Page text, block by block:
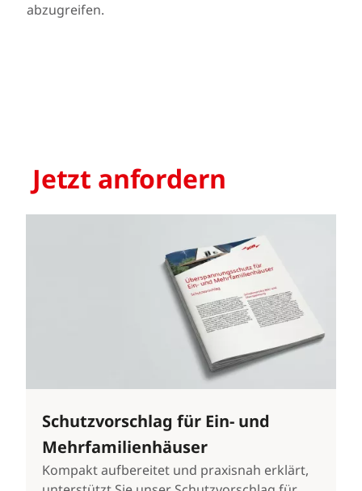
abzugreifen.
Jetzt anfordern
Schutzvorschlag für Ein- und
Mehrfamilienhäuser
Kompakt aufbereitet und praxisnah erklärt,